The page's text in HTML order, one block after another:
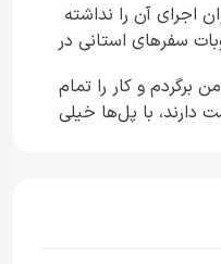
اجرای آن را نداشته
سفرهای استانی در
برگردم و کار را تمام
دارند، با پل‌ها خیلی